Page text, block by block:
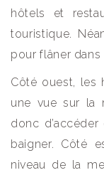
hôtels et
touristique.
pour flâner dans
Côté ouest, les
une vue sur la
donc
baigner. Côté
niveau de la